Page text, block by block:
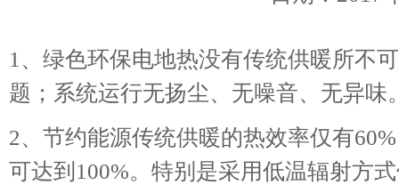
1、绿色环保电地热没有传统供暖所不
题；系统运行无扬尘、无噪音、无异味
2、节约能源传统供暖的热效率仅有
可达到100%。特别是采用低温辐射方